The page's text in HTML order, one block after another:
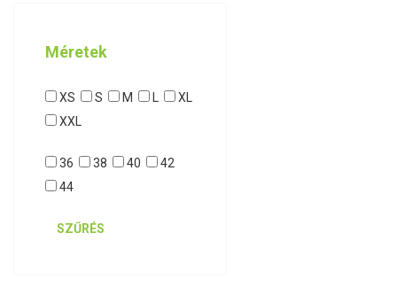
Méretek
XS S M L
XL
XXL
36 38 40
42
44
SZŰRÉS